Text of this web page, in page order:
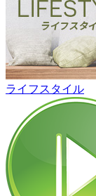
ライフスタイル